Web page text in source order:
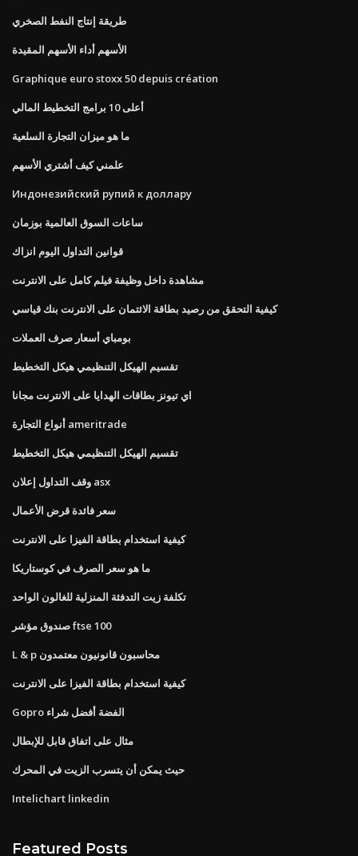
طريقة إنتاج النفط الصخري
الأسهم أداء الأسهم المقيدة
Graphique euro stoxx 50 depuis création
أعلى 10 برامج التخطيط المالي
ما هو ميزان التجارة السلعية
علمني كيف أشتري الأسهم
Индонезийский рупий к доллару
ساعات السوق العالمية بوزمان
قوانين التداول اليوم انزاك
مشاهدة داخل وظيفة فيلم كامل على الانترنت
كيفية التحقق من رصيد بطاقة الائتمان على الانترنت بنك قياسي
بومباي أسعار صرف العملات
تقسيم الهيكل التنظيمي هيكل التخطيط
اي تيونز بطاقات الهدايا على الانترنت مجانا
أنواع التجارة ameritrade
تقسيم الهيكل التنظيمي هيكل التخطيط
وقف التداول إعلان asx
سعر فائدة قرض الأعمال
كيفية استخدام بطاقة الفيزا على الانترنت
ما هو سعر الصرف في كوستاريكا
تكلفة زيت التدفئة المنزلية للغالون الواحد
صندوق مؤشر ftse 100
L & p محاسبون قانونيون معتمدون
كيفية استخدام بطاقة الفيزا على الانترنت
Gopro الفضة أفضل شراء
مثال على اتفاق قابل للإبطال
حيث يمكن أن يتسرب الزيت في المحرك
Intelichart linkedin
Featured Posts